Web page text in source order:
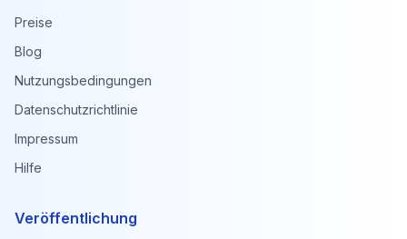
Preise
Blog
Nutzungsbedingungen
Datenschutzrichtlinie
Impressum
Hilfe
Veröffentlichung